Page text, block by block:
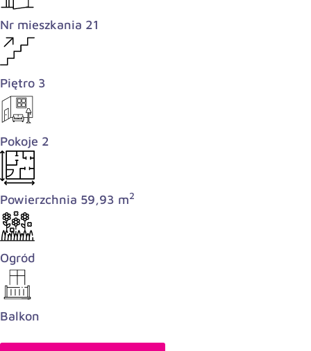
Nr mieszkania 21
Piętro 3
Pokoje 2
Powierzchnia 59,93 m2
Ogród
Balkon